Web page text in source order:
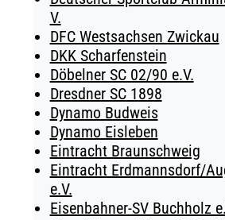
V.
DFC Westsachsen Zwickau
DKK Scharfenstein
Döbelner SC 02/90 e.V.
Dresdner SC 1898
Dynamo Budweis
Dynamo Eisleben
Eintracht Braunschweig
Eintracht Erdmannsdorf/
e.V.
Eisenbahner-SV Buchholz